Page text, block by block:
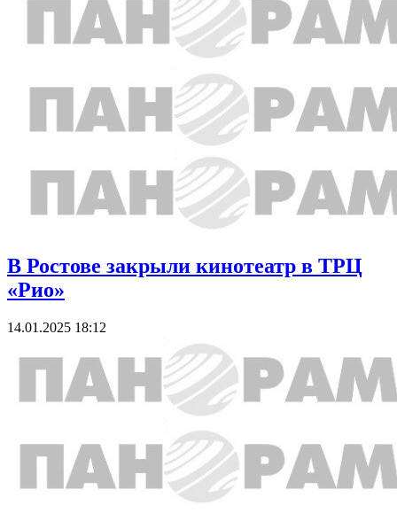
В Ростове закрыли кинотеатр в ТРЦ
«Рио»
14.01.2025 18:12